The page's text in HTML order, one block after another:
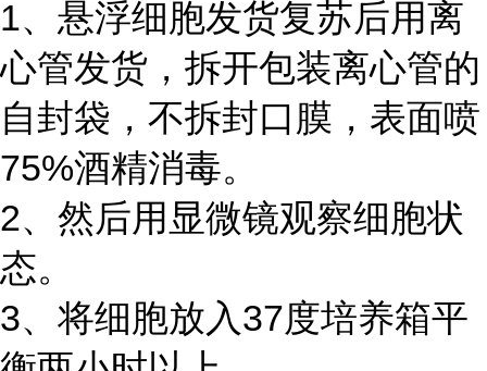
1、悬浮细胞发货复苏后用离
心管发货，拆开包装离心管的
自封袋，不拆封口膜，表面喷
75%酒精消毒。
2、然后用显微镜观察细胞状
态。
3、将细胞放入37度培养箱平